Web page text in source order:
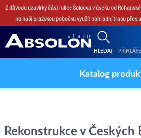
Z důvodu uzavírky části ulice Šaldova v úseku od
na naši pražskou pobočku využít náhradní trasu přes
HLEDAT
Katalog
Rekonstrukce v Českých